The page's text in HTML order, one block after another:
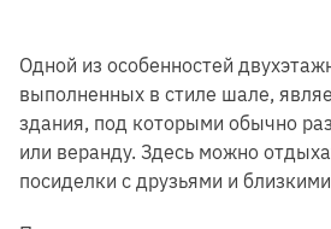
Одной из особенностей
выполненных в стиле шале,
здания, под которыми обычно
или веранду. Здесь можно
посиделки с друзьями и